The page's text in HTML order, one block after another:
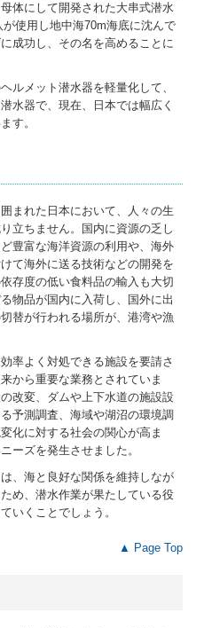
体にして開発された大串式潜水
使用し地中海70m海底に沈んで
成功し、その名を高めることに
ルメット潜水器を軽量化して、
水器で、現在、日本では幅広く
す。
まれた日本において、人々の生
立ちません。国内に資源の乏し
豊富な海洋資源の利用や、海外
て海外に送る技術などの開発を
存度の低い食料品の輸入も大切
物品が国内に入荷し、国外に出
替が行われる場所が、港湾や漁
率よく対処できる施設を要請さ
から重要な業務とされていま
改変、ダムや上下水道の施設設
予測調査、海域や湖沼の環境調
化に対する社会の関心が高ま
ニーズを発生させました。
、海と良好な関係を維持しなが
め、潜水作業が果たしている役
いくことでしょう。
▲ Page Top